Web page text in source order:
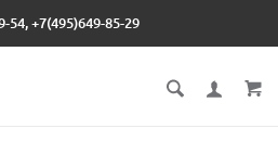
54, +7(495)649-85-29